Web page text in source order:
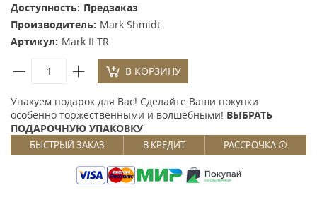
Доступность: Предзаказ
Производитель: Mark Shmidt
Артикул: Mark II TR
В КОРЗИНУ
Упакуем подарок для Вас! Сделайте Ваши покупки
особенно торжественными и волшебными! ВЫБРАТЬ
ПОДАРОЧНУЮ УПАКОВКУ
БЫСТРЫЙ ЗАКАЗ В КРЕДИТ РАССРОЧКА